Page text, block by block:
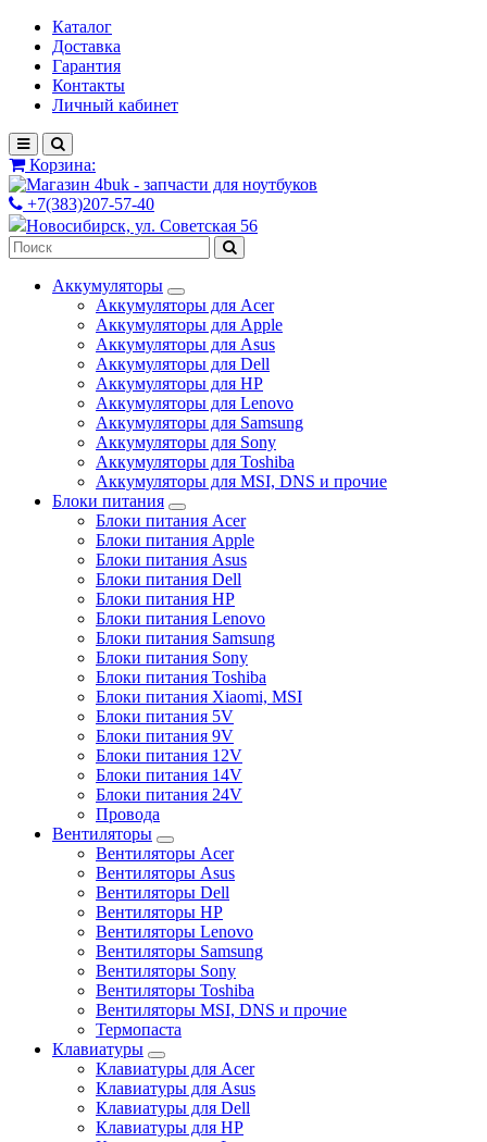
Каталог
Доставка
Гарантия
Контакты
Личный кабинет
Корзина:
+7(383)207-57-40
Новосибирск, ул. Советская 56
Аккумуляторы
Аккумуляторы для Acer
Аккумуляторы для Apple
Аккумуляторы для Asus
Аккумуляторы для Dell
Аккумуляторы для HP
Аккумуляторы для Lenovo
Аккумуляторы для Samsung
Аккумуляторы для Sony
Аккумуляторы для Toshiba
Аккумуляторы для MSI, DNS и прочие
Блоки питания
Блоки питания Acer
Блоки питания Apple
Блоки питания Asus
Блоки питания Dell
Блоки питания HP
Блоки питания Lenovo
Блоки питания Samsung
Блоки питания Sony
Блоки питания Toshiba
Блоки питания Xiaomi, MSI
Блоки питания 5V
Блоки питания 9V
Блоки питания 12V
Блоки питания 14V
Блоки питания 24V
Провода
Вентиляторы
Вентиляторы Acer
Вентиляторы Asus
Вентиляторы Dell
Вентиляторы HP
Вентиляторы Lenovo
Вентиляторы Samsung
Вентиляторы Sony
Вентиляторы Toshiba
Вентиляторы MSI, DNS и прочие
Термопаста
Клавиатуры
Клавиатуры для Acer
Клавиатуры для Asus
Клавиатуры для Dell
Клавиатуры для HP